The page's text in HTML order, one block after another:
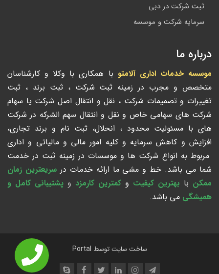
ثبت شرکت در دبی
سرمایه شرکت و موسسه
درباره ما
موسسه خدمات اداری آلامتو با همکاری با وکلا و کارشناسان
متخصص و مجرب در زمینه ثبت شرکت ، ثبت برند ، ثبت
تغییرات و تصمیمات شرکت ، نقل و انتقال اصل شرکت یا سهام
شرکت های سهامی خاص و نقل و انتقال سهم الشرکه در شرکت
های با مسئولیت محدود ، انحلال، ثبت نام و برند تجاری،
افزایش و کاهش سرمایه و کلیه امور مالی و مالیاتی و اداری
مربوط به انواع شرکت ها و موسسات در زمینه ثبت در خدمت
شما می باشد. خط و مشی ما ارائه خدمات درسریعترین زمان
ممکن با بهترین کیفیت و کمترین کارمزد و پشتیبانی کامل و
همیشگی می باشد.
ساخت سایت توسط Portal